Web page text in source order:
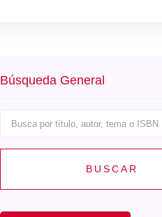
Búsqueda General
BUSCAR